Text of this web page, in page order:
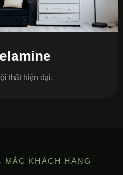
thất hiện đại.
MẮC KHÁCH HÀNG